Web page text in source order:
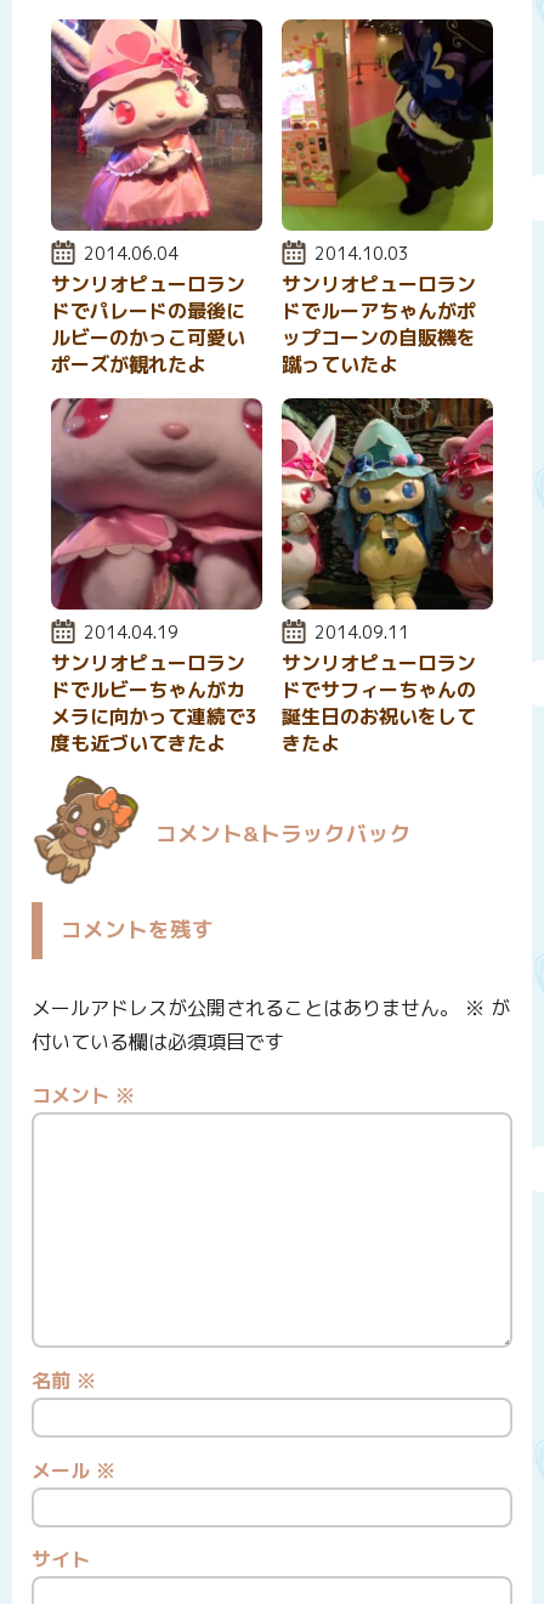
投稿日:
2014.06.04
サンリオピューロラン
ドでパレードの最後に
ルビーのかっこ可愛い
ポーズが観れたよ
投稿日:
2014.10.03
サンリオピューロラン
ドでルーアちゃんがポ
ップコーンの自販機を
蹴っていたよ
投稿日:
2014.04.19
サンリオピューロラン
ドでルビーちゃんがカ
メラに向かって連続で3
度も近づいてきたよ
投稿日:
2014.09.11
サンリオピューロラン
ドでサフィーちゃんの
誕生日のお祝いをして
きたよ
コメント&トラックバック
コメントを残す
メールアドレスが公開されることはありません。 ※ が
付いている欄は必須項目です
コメント ※
名前 ※
メール ※
サイト